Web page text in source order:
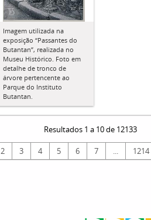
Imagem utilizada na
exposição “Passantes do
Butantan”, realizada no
Museu Histórico. Foto em
detalhe de tronco de
árvore pertencente ao
Parque do Instituto
Butantan.
Resultados 1 a 10 de 12133
2 3 4 5 6 7 ... 1214